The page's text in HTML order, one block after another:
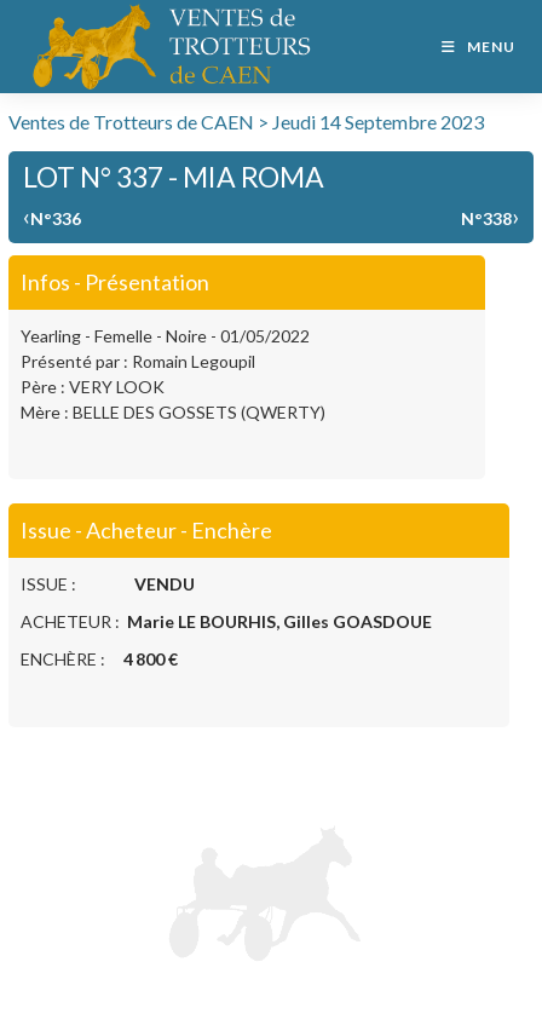
MENU
Ventes de Trotteurs de CAEN > Jeudi 14 Septembre 2023
LOT N° 337 - MIA ROMA
‹N°336 N°338›
Infos - Présentation
Yearling - Femelle - Noire - 01/05/2022
Présenté par : Romain Legoupil
Père : VERY LOOK
Mère : BELLE DES GOSSETS (QWERTY)
Issue - Acheteur - Enchère
ISSUE : VENDU
ACHETEUR : Marie LE BOURHIS, Gilles GOASDOUE
ENCHÈRE : 4 800 €